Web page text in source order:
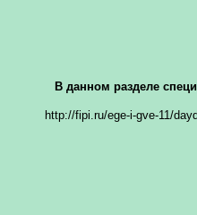
В данном разделе
http://fipi.ru/ege-i-gve-11/